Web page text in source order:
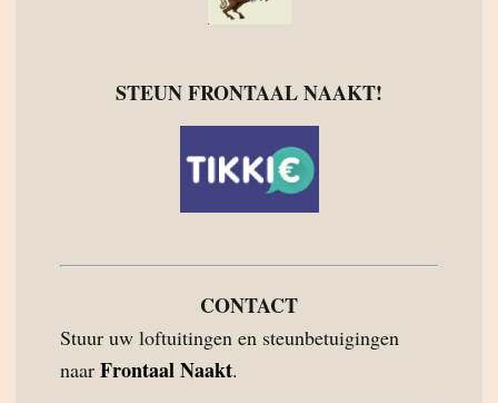
STEUN FRONTAAL NAAKT!
CONTACT
Stuur uw loftuitingen en steunbetuigingen
naar Frontaal Naakt.